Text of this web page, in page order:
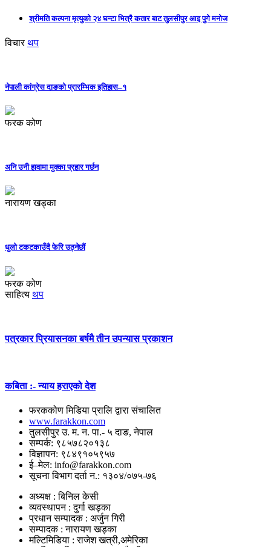
श्रीमति कल्पना मृत्युको २४ घन्टा भित्रै कतार बाट तुलसीपुर आइ पुगे मनोज
विचार थप
नेपाली कांग्रेस दाङको प्रारम्भिक इतिहास–१
फरक कोण
अनि उनी हावामा मुक्का प्रहार गर्छन
नारायण खड्का
धुलो टकटकाउँदै फेरि उठ्नेछौं
फरक कोण
साहित्य थप
पत्रकार प्रियासनका बर्षमै तीन उपन्यास प्रकाशन
कबिता :- न्याय हराएको देश
फरककोण मिडिया प्रालि द्वारा संचालित
www.farakkon.com
तुलसीपुर उ. म. न. पा.- ५ दाङ, नेपाल
सम्पर्क: ९८५७८२०१३८
विज्ञापन: ९८४९१०५९५७
ई–मेल: info@farakkon.com
सूचना विभाग दर्ता न.: १३०४/०७५-७६
अध्यक्ष : बिनिल केसी
व्यवस्थापन : दुर्गा खड्का
प्रधान सम्पादक : अर्जुन गिरी
सम्पादक : नारायण खड्का
मल्टिमिडिया : राजेश खत्री,अमेरिका